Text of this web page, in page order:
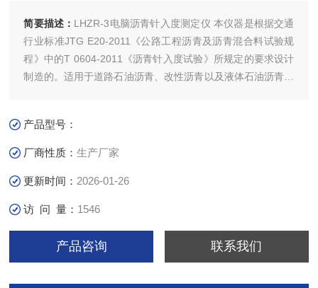
简要描述： LHZR-3电脑沥青针入度测定仪 本仪器是根据交通
行业标准JTG E20-2011《公路工程沥青及沥青混合料试验规
程》中的T 0604-2011《沥青针入度试验》所规定的要求设计
制造的。适用于道路石油沥青、改性沥青以及液体石油沥青或
产品型号：
厂商性质：生产厂家
更新时间： 2026-01-26
访 问 量： 1546
产品咨询 联系我们